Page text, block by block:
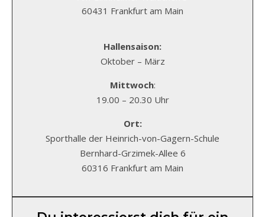
60431 Frankfurt am Main
Hallensaison:
Oktober – März
Mittwoch:
19.00 – 20.30 Uhr
Ort:
Sporthalle der Heinrich-von-Gagern-Schule
Bernhard-Grzimek-Allee 6
60316 Frankfurt am Main